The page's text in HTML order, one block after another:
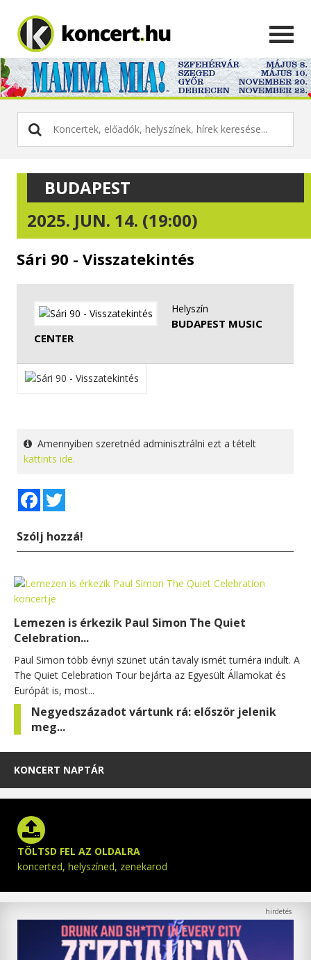
BUDAPEST
2025. JUN. 14. (19:00)
Sári 90 - Visszatekintés
Helyszín
BUDAPEST MUSIC
CENTER
Amennyiben szeretnéd adminisztrálni ezt a tételt
kattints ide.
Facebook
Szólj hozzá!
Lemezen is érkezik Paul Simon The Quiet
Celebration...
Paul Simon több évnyi szünet után tavaly ismét turnéra indult. A
The Quiet Celebration Tour bejárta az Egyesült Államokat és
Európát is, most...
Negyedszázadot vártunk rá: először jelenik
meg...
KONCERT NAPTÁR
TÖLTSD FEL AZ OLDALRA
koncerted, helyszíned, zenekarod